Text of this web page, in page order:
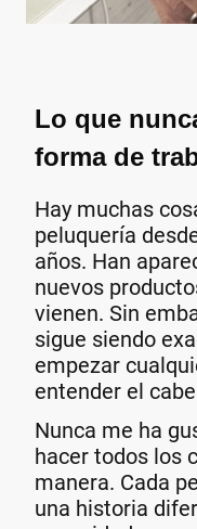
Lo que
forma de
Hay muchas
peluquería
años. Han
nuevos
vienen. Sin
sigue siendo
empezar
entender el
Nunca me ha
hacer todos los
manera. Cada
una historia